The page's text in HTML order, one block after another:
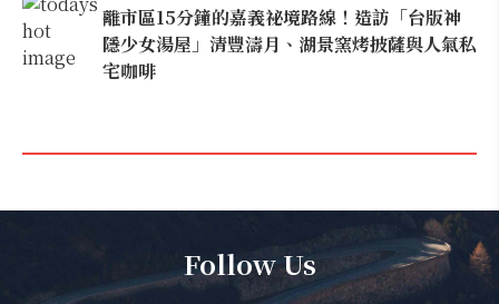
離市區15分鐘的嘉義祕境路線！造訪「台版神
隱少女湯屋」清豐濤月、湖景窯烤披薩與人氣私
宅咖啡
Follow Us